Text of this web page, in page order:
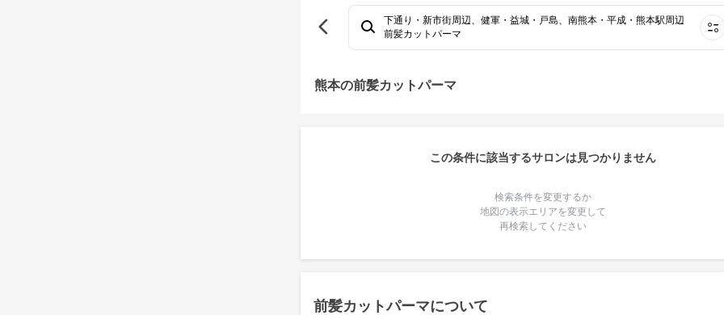
下通り・新市街周辺、健軍・益城・戸島、南熊本・平成・熊本駅周辺
前髪カットパーマ
熊本の前髪カットパーマ
この条件に該当するサロンは見つかりません
検索条件を変更するか
地図の表示エリアを変更して
再検索してください
前髪カットパーマについて